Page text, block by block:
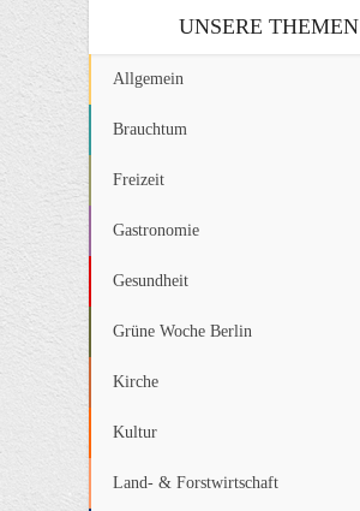
UNSERE THEMEN
Allgemein
Brauchtum
Freizeit
Gastronomie
Gesundheit
Grüne Woche Berlin
Kirche
Kultur
Land- & Forstwirtschaft